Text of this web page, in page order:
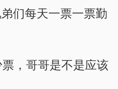
们每天一票一票勤
，哥哥是不是应该